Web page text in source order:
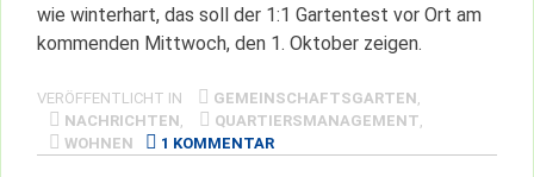
wie winterhart, das soll der 1:1 Gartentest vor Ort am
kommenden Mittwoch, den 1. Oktober zeigen.
VERÖFFENTLICHT IN GEMEINSCHAFTSGARTEN,
NACHRICHTEN, QUARTIERSMANAGEMENT,
WOHNEN
1 KOMMENTARZU